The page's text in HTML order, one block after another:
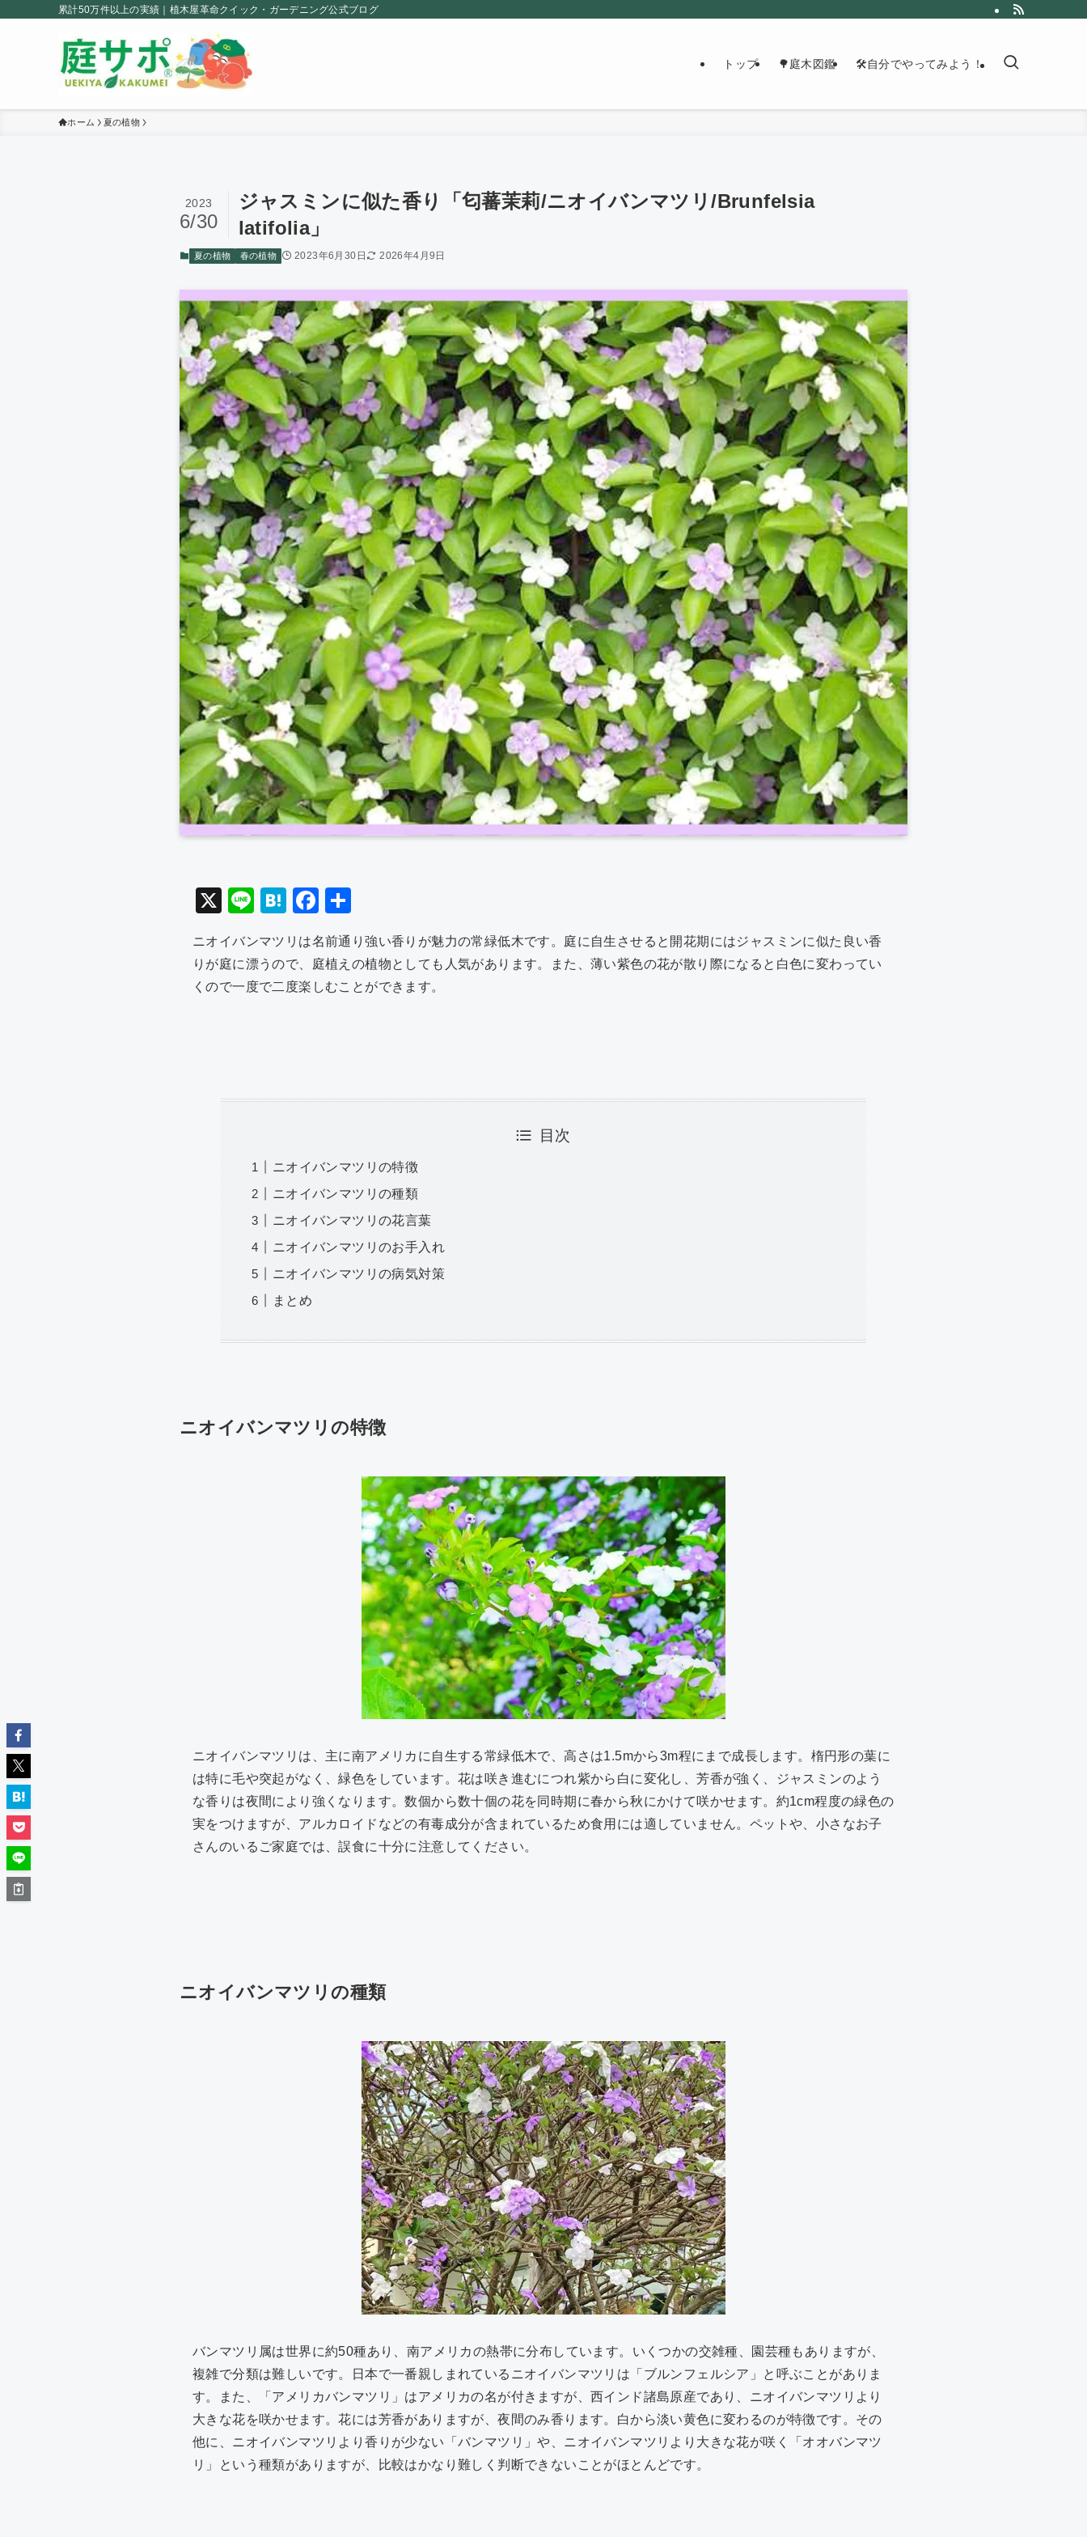
累計50万件以上の実績｜植木屋革命クイック・ガーデニング公式ブログ
トップ 🌳庭木図鑑 🛠自分でやってみよう！
ホーム 夏の植物
ジャスミンに似た香り「匂蕃茉莉/ニオイバンマツリ/Brunfelsia
latifolia」
2023
6/30
夏の植物 春の植物 2023年6月30日 2026年4月9日
X
Li
e
H
e
n
F
c
e
ニオイバンマツリは名前通り強い香りが魅力の常緑低木です。庭に自生させると開花期にはジャスミンに似た良い香
りが庭に漂うので、庭植えの植物としても人気があります。また、薄い紫色の花が散り際になると白色に変わってい
くので一度で二度楽しむことができます。
目次
ニオイバンマツリの特徴
ニオイバンマツリの種類
ニオイバンマツリの花言葉
ニオイバンマツリのお手入れ
ニオイバンマツリの病気対策
まとめ
ニオイバンマツリの特徴
ニオイバンマツリは、主に南アメリカに自生する常緑低木で、高さは1.5mから3m程にまで成長します。楕円形の葉に
は特に毛や突起がなく、緑色をしています。花は咲き進むにつれ紫から白に変化し、芳香が強く、ジャスミンのよう
な香りは夜間により強くなります。数個から数十個の花を同時期に春から秋にかけて咲かせます。約1cm程度の緑色の
実をつけますが、アルカロイドなどの有毒成分が含まれているため食用には適していません。ペットや、小さなお子
さんのいるご家庭では、誤食に十分に注意してください。
ニオイバンマツリの種類
バンマツリ属は世界に約50種あり、南アメリカの熱帯に分布しています。いくつかの交雑種、園芸種もありますが、
複雑で分類は難しいです。日本で一番親しまれているニオイバンマツリは「ブルンフェルシア」と呼ぶことがありま
す。また、「アメリカバンマツリ」はアメリカの名が付きますが、西インド諸島原産であり、ニオイバンマツリより
大きな花を咲かせます。花には芳香がありますが、夜間のみ香ります。白から淡い黄色に変わるのが特徴です。その
他に、ニオイバンマツリより香りが少ない「バンマツリ」や、ニオイバンマツリより大きな花が咲く「オオバンマツ
リ」という種類がありますが、比較はかなり難しく判断できないことがほとんどです。